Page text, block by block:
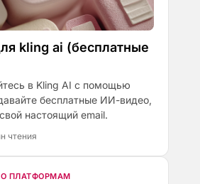
kling ai (бесплатные
в Kling AI с помощью
бесплатные ИИ-видео,
настоящий email.
чтения
ПЛАТФОРМАМ